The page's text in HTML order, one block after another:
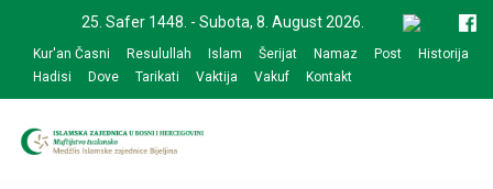
navigation
content
25. Safer 1448. - Subota, 8. August 2026.
Kur'an Časni Resulullah Islam Šerijat Namaz Post
Historija
Hadisi
Dove Tarikati Vaktija Vakuf Kontakt